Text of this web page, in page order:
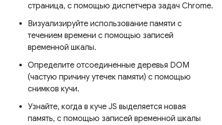
страница, с помощью диспетчера задач Chrome.
Визуализируйте использование памяти с
течением времени с помощью записей
временной шкалы.
Определите отсоединенные деревья DOM
(частую причину утечек памяти) с помощью
снимков кучи.
Узнайте, когда в куче JS выделяется новая
память, с помощью записей временной шкалы